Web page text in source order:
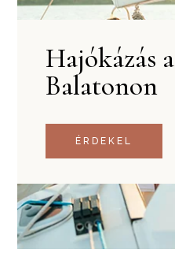
Hajókázás a
Balatonon
ÉRDEKEL